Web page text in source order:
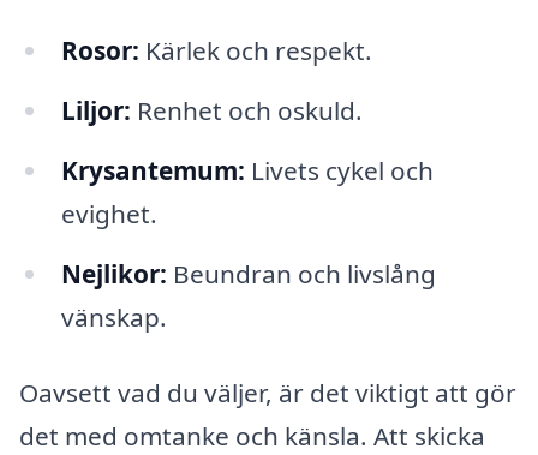
Rosor: Kärlek och respekt.
Liljor: Renhet och oskuld.
Krysantemum: Livets cykel och
evighet.
Nejlikor: Beundran och livslång
vänskap.
Oavsett vad du väljer, är det viktigt att gör
det med omtanke och känsla. Att skicka